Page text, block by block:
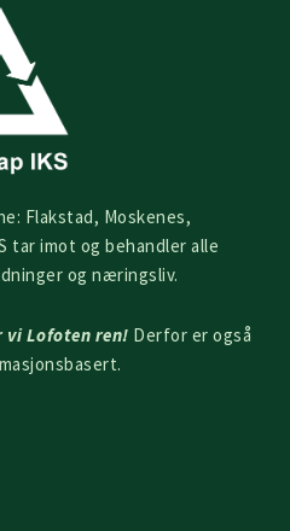
Flakstad, Moskenes,
tar imot og behandler alle
og næringsliv.
vi Lofoten ren! Derfor er også